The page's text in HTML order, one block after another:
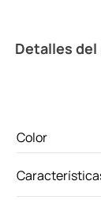
Detalles
Color